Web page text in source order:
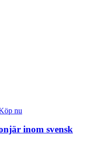
nu
inom svensk